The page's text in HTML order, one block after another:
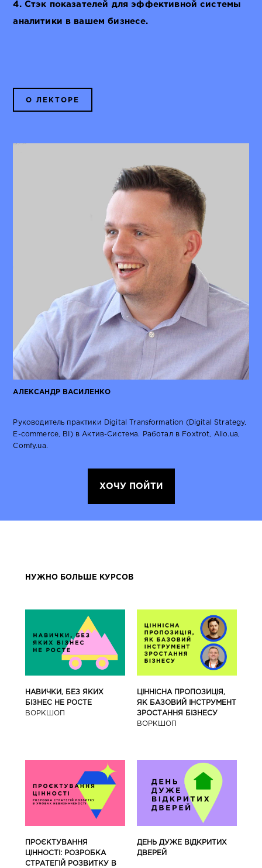
4. Стэк показателей для эффективной системы
аналитики в вашем бизнесе.
О ЛЕКТОРЕ
АЛЕКСАНДР ВАСИЛЕНКО
Руководитель практики Digital Transformation (Digital Strategy,
E-commerce, BI) в Актив-Система.
Работал в Foxtrot, Allo.ua,
Сomfy.ua.
ХОЧУ ПОЙТИ
НУЖНО БОЛЬШЕ КУРСОВ
НАВИЧКИ, БЕЗ ЯКИХ
БІЗНЕС НЕ РОСТЕ
ВОРКШОП
ЦІННІСНА ПРОПОЗИЦІЯ,
ЯК БАЗОВИЙ ІНСТРУМЕНТ
ЗРОСТАННЯ БІЗНЕСУ
ВОРКШОП
ПРОЄКТУВАННЯ
ЦІННОСТІ: РОЗРОБКА
СТРАТЕГІЙ РОЗВИТКУ В
ДЕНЬ ДУЖЕ ВІДКРИТИХ
ДВЕРЕЙ